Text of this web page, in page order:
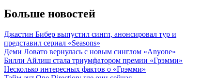
Больше новостей
Джастин Бибер выпустил сингл, анонсировал тур и
представил сериал «Seasons»
Деми Ловато вернулась с новым синглом «Anyone»
Билли Айлиш стала триумфатором премии «Грэмми»
Несколько интересных фактов о «Грэмми»